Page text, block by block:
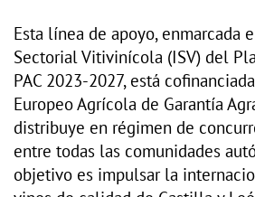
Esta línea de apoyo, enmarcada
Sectorial Vitivinícola (ISV) del
PAC 2023-2027, está
Europeo Agrícola de Garantía
distribuye en régimen de
entre todas las comunidades
objetivo es impulsar la